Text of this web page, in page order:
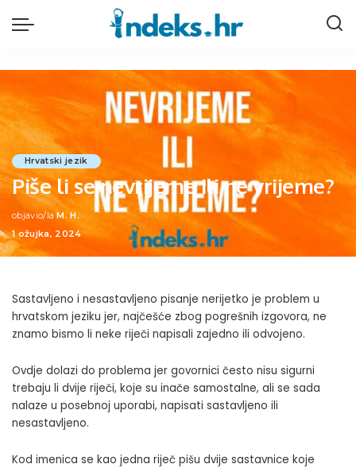
Hrvatski jezik
Piše li se nevrijeme ili ne vrijeme?
Posted
by
objavio/la M. H.
1 ožujka, 2024
Sastavljeno i nesastavljeno pisanje nerijetko je problem u
hrvatskom jeziku jer, najčešće zbog pogrešnih izgovora, ne
znamo bismo li neke riječi napisali zajedno ili odvojeno.
Ovdje dolazi do problema jer govornici često nisu sigurni
trebaju li dvije riječi, koje su inače samostalne, ali se sada
nalaze u posebnoj uporabi, napisati sastavljeno ili
nesastavljeno.
Kod imenica se kao jedna riječ pišu dvije sastavnice koje